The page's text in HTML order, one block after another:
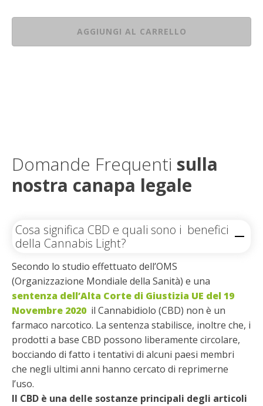
AGGIUNGI AL CARRELLO
Domande Frequenti sulla
nostra canapa legale
Cosa significa CBD e quali sono i benefici
della Cannabis Light?
Secondo lo studio effettuato dell’OMS
(Organizzazione Mondiale della Sanità) e una
sentenza dell’Alta Corte di Giustizia UE del 19
Novembre 2020 il Cannabidiolo (CBD) non è un
farmaco narcotico. La sentenza stabilisce, inoltre che, i
prodotti a base CBD possono liberamente circolare,
bocciando di fatto i tentativi di alcuni paesi membri
che negli ultimi anni hanno cercato di reprimerne
l’uso.
Il CBD è una delle sostanze principali degli articoli